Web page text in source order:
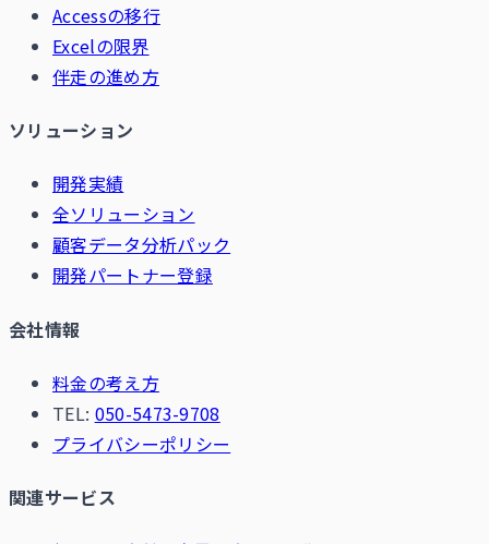
Accessの移行
Excelの限界
伴走の進め方
ソリューション
開発実績
全ソリューション
顧客データ分析パック
開発パートナー登録
会社情報
料金の考え方
TEL: 050-5473-9708
プライバシーポリシー
関連サービス